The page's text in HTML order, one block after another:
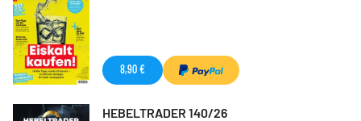
8,90 €
HEBELTRADER 140/26